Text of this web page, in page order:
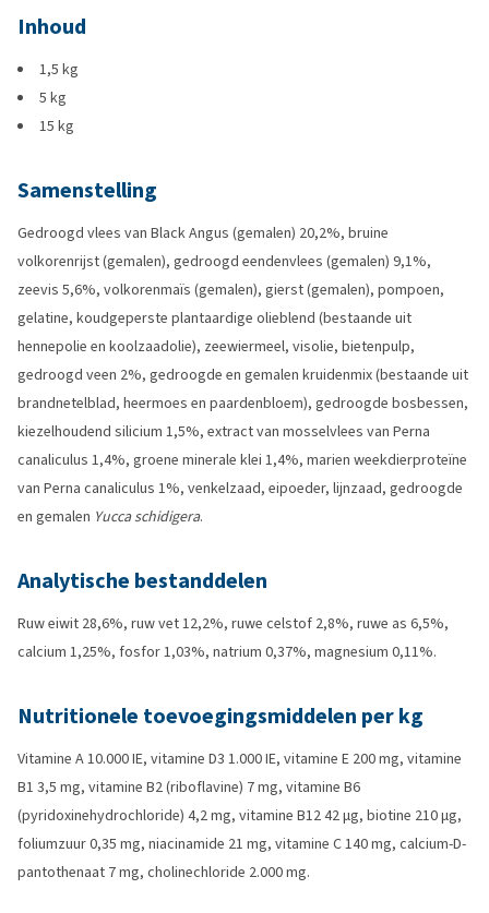
Inhoud
1,5 kg
5 kg
15 kg
Samenstelling
Gedroogd vlees van Black Angus (gemalen) 20,2%, bruine
volkorenrijst (gemalen), gedroogd eendenvlees (gemalen) 9,1%,
zeevis 5,6%, volkorenmaïs (gemalen), gierst (gemalen), pompoen,
gelatine, koudgeperste plantaardige olieblend (bestaande uit
hennepolie en koolzaadolie), zeewiermeel, visolie, bietenpulp,
gedroogd veen 2%, gedroogde en gemalen kruidenmix (bestaande uit
brandnetelblad, heermoes en paardenbloem), gedroogde bosbessen,
kiezelhoudend silicium 1,5%, extract van mosselvlees van Perna
canaliculus 1,4%, groene minerale klei 1,4%, marien weekdierproteïne
van Perna canaliculus 1%, venkelzaad, eipoeder, lijnzaad, gedroogde
en gemalen Yucca schidigera.
Analytische bestanddelen
Ruw eiwit 28,6%, ruw vet 12,2%, ruwe celstof 2,8%, ruwe as 6,5%,
calcium 1,25%, fosfor 1,03%, natrium 0,37%, magnesium 0,11%.
Nutritionele toevoegingsmiddelen per kg
Vitamine A 10.000 IE, vitamine D3 1.000 IE, vitamine E 200 mg, vitamine
B1 3,5 mg, vitamine B2 (riboflavine) 7 mg, vitamine B6
(pyridoxinehydrochloride) 4,2 mg, vitamine B12 42 µg, biotine 210 µg,
foliumzuur 0,35 mg, niacinamide 21 mg, vitamine C 140 mg, calcium-D-
pantothenaat 7 mg, cholinechloride 2.000 mg.